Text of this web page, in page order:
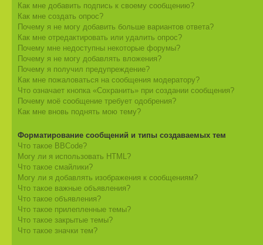
Как мне добавить подпись к своему сообщению?
Как мне создать опрос?
Почему я не могу добавить больше вариантов ответа?
Как мне отредактировать или удалить опрос?
Почему мне недоступны некоторые форумы?
Почему я не могу добавлять вложения?
Почему я получил предупреждение?
Как мне пожаловаться на сообщения модератору?
Что означает кнопка «Сохранить» при создании сообщения?
Почему моё сообщение требует одобрения?
Как мне вновь поднять мою тему?
Форматирование сообщений и типы создаваемых тем
Что такое BBCode?
Могу ли я использовать HTML?
Что такое смайлики?
Могу ли я добавлять изображения к сообщениям?
Что такое важные объявления?
Что такое объявления?
Что такое прилепленные темы?
Что такое закрытые темы?
Что такое значки тем?